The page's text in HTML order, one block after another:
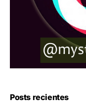
Posts recientes